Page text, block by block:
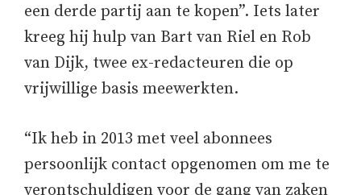
een derde partij aan te kopen”. Iets later
kreeg hij hulp van Bart van Riel en Rob
van Dijk, twee ex-redacteuren die op
vrijwillige basis meewerkten.
“Ik heb in 2013 met veel abonnees
persoonlijk contact opgenomen om me te
verontschuldigen voor de gang van zaken